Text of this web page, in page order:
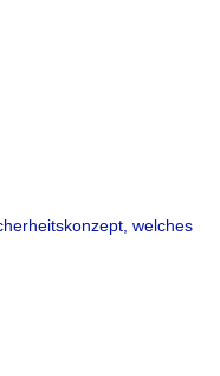
welches